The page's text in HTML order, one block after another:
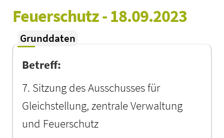
Feuerschutz - 18.09.2023
Grunddaten
Betreff:
7. Sitzung des Ausschusses für
Gleichstellung, zentrale Verwaltung
und Feuerschutz